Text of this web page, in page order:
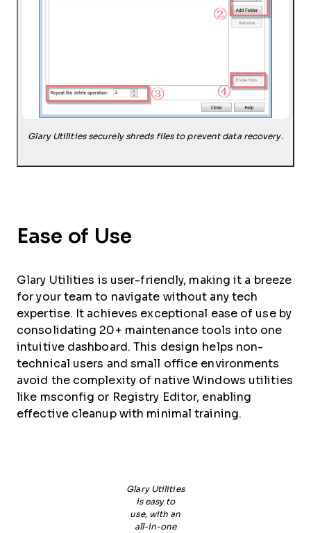
Glary Utilities securely shreds files to prevent data recovery.
Ease of Use
Glary Utilities is user-friendly, making it a breeze
for your team to navigate without any tech
expertise. It achieves exceptional ease of use by
consolidating 20+ maintenance tools into one
intuitive dashboard. This design helps non-
technical users and small office environments
avoid the complexity of native Windows utilities
like msconfig or Registry Editor, enabling
effective cleanup with minimal training.
Glary Utilities
is easy to
use, with an
all-in-one